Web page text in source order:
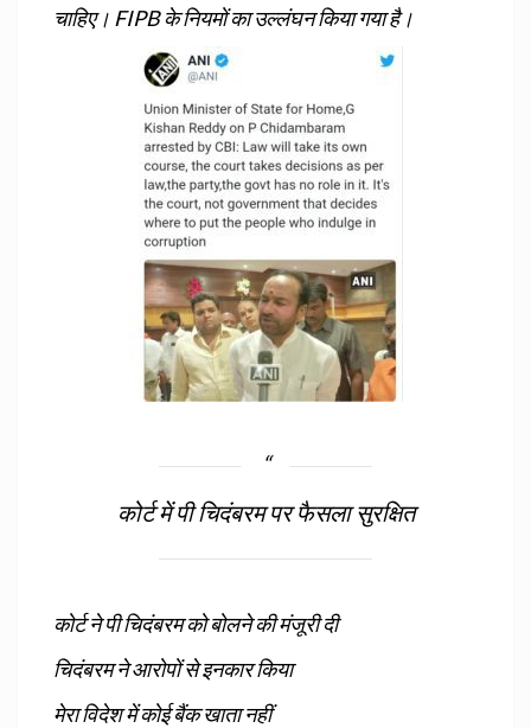
चाहिए। FIPB के नियमों का उल्लंघन किया गया है।
कोर्ट में पी चिदंबरम पर फैसला सुरक्षित
कोर्ट ने पी चिदंबरम को बोलने की मंजूरी दी
चिदंबरम ने आरोपों से इनकार किया
मेरा विदेश में कोई बैंक खाता नहीं